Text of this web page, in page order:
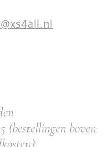
(bestellingen boven